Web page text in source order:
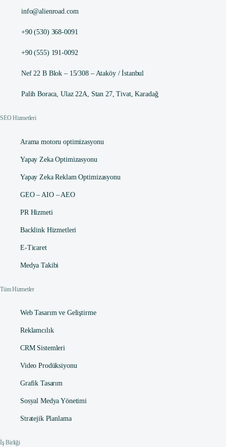
info@alienroad.com
+90 (530) 368-0091
+90 (555) 191-0092
Nef 22 B Blok – 15/308 – Ataköy / İstanbul
Palih Boraca, Ulaz 22A, Stan 27, Tivat, Karadağ
SEO Hizmetleri
Arama motoru optimizasyonu
Yapay Zeka Optimizasyonu
Yapay Zeka Reklam Optimizasyonu
GEO – AIO – AEO
PR Hizmeti
Backlink Hizmetleri
E-Ticaret
Medya Takibi
Tüm Hizmetler
Web Tasarım ve Geliştirme
Reklamcılık
CRM Sistemleri
Video Prodüksiyonu
Grafik Tasarım
Sosyal Medya Yönetimi
Stratejik Planlama
İş Birliği